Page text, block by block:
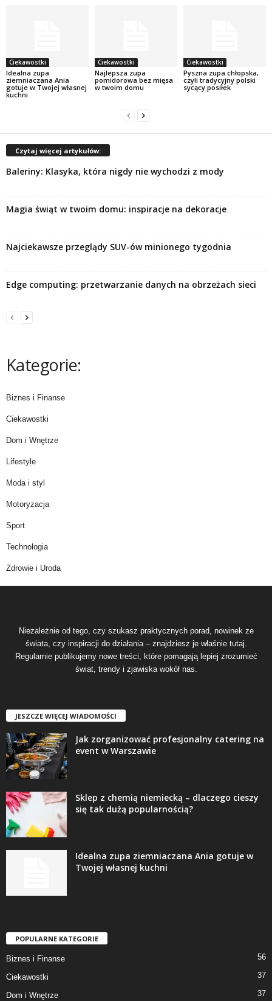
Ciekawostki
Idealna zupa
ziemniaczana Ania
gotuje w Twojej własnej
kuchni
Ciekawostki
Najlepsza zupa
pomidorowa bez mięsa
w twoim domu
Ciekawostki
Pyszna zupa chłopska,
czyli tradycyjny polski
sycący posiłek
Czytaj więcej artykułów:
Baleriny: Klasyka, która nigdy nie wychodzi z mody
Magia świąt w twoim domu: inspiracje na dekoracje
Najciekawsze przeglądy SUV-ów minionego tygodnia
Edge computing: przetwarzanie danych na obrzeżach sieci
Kategorie:
Biznes i Finanse
Ciekawostki
Dom i Wnętrze
Lifestyle
Moda i styl
Motoryzacja
Sport
Technologia
Zdrowie i Uroda
Niezależnie od tego, czy szukasz praktycznych porad, nowinek ze
świata, czy inspiracji do działania – znajdziesz je właśnie tutaj.
Regularnie publikujemy nowe treści, które pomagają lepiej zrozumieć
świat, trendy i zjawiska wokół nas.
JESZCZE WIĘCEJ WIADOMOŚCI
Jak zorganizować profesjonalny catering na
event w Warszawie
Sklep z chemią niemiecką – dlaczego cieszy
się tak dużą popularnością?
Idealna zupa ziemniaczana Ania gotuje w
Twojej własnej kuchni
POPULARNE KATEGORIE
Biznes i Finanse 56
Ciekawostki 37
Dom i Wnętrze 37